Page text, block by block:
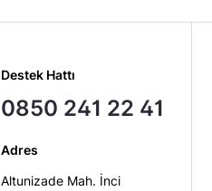
Destek Hattı
0850 241 22 41
Adres
Altunizade Mah. İnci